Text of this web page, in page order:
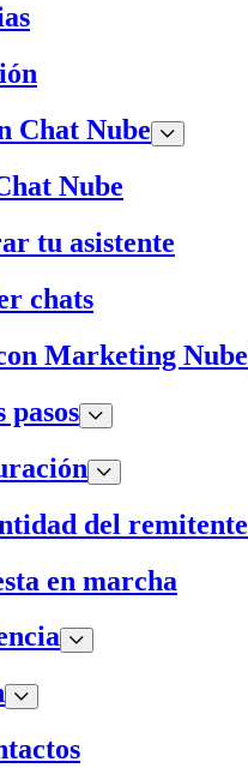
Chat Nube
Nube
tu asistente
chats
Marketing Nube
del remitente
en marcha